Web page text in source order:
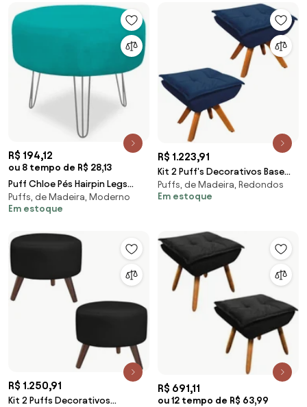
R$ 194,12
ou 8 tempo de R$ 28,13
Puff Chloe Pés Hairpin Legs
Prata Suede Azul Tiffany
Puffs, de Madeira, Moderno
Em estoque
R$ 1.223,91
Kit 2 Puff's Decorativos Base
Giratória em Madeira Charger
Suede Azul Marinho G19 - Gran
Puffs, de Madeira, Redondos
Em estoque
R$ 1.250,91
Kit 2 Puffs Decorativos
R$ 691,11
ou 12 tempo de R$ 63,99